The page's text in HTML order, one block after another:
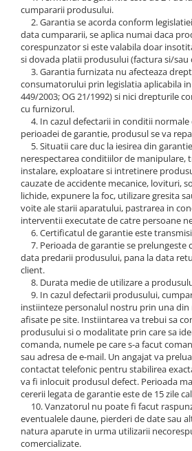
cumpararii produsului.
2. Garantia se acorda conform
data cumpararii, se aplica numai daca
corespunzator si este valabila doar
si dovada platii produsului (factura si/sau
3. Garantia furnizata nu afecteaza
consumatorului prin legislatia aplicabila
449/2003; OG 21/1992) si nici drepturile
cu furnizorul.
4. In cazul defectarii in conditii normale
perioadei de garantie, produsul se va
5. Situatii care duc la iesirea din
nerespectarea conditiilor de manipulare,
instalare, exploatare si intretinere
cauzate de accidente mecanice, lovituri,
lichide, expunere la foc, utilizare gresita
voite ale starii aparatului, pastrarea in
interventii executate de catre persoane
6. Certificatul de garantie este
7. Perioada de garantie se prelungeste
data predarii produsului, pana la data
client.
8. Durata medie de utilizare a
9. In cazul defectarii produsului,
instiinteze personalul nostru prin una
afisate pe site. Instiintarea va trebui sa
produsului si o modalitate prin care sa
comanda, numele pe care s-a facut
sau adresa de e-mail. Un angajat va
contactat telefonic pentru stabilirea
va fi inlocuit produsul defect. Perioada
cererii legata de garantie este de 15 zile
10. Vanzatorul nu poate fi facut
eventualele daune, pierderi de date sau
natura aparute in urma utilizarii
comercializate.